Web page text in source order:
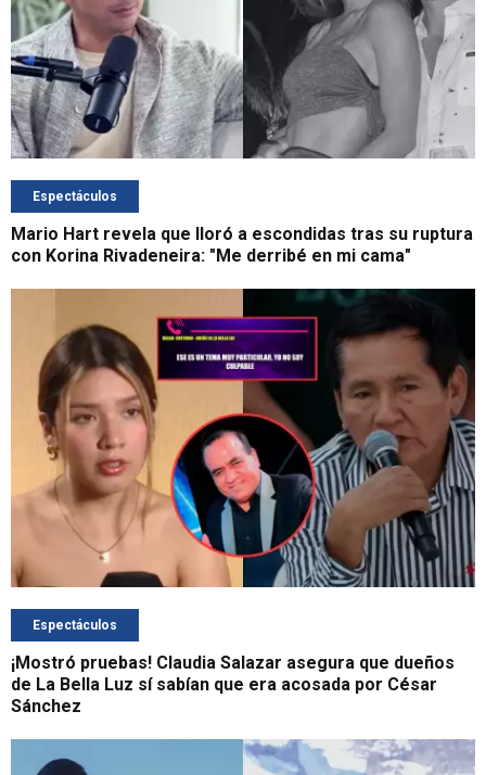
Espectáculos
Mario Hart revela que lloró a escondidas tras su ruptura
con Korina Rivadeneira: "Me derribé en mi cama"
Espectáculos
¡Mostró pruebas! Claudia Salazar asegura que dueños
de La Bella Luz sí sabían que era acosada por César
Sánchez